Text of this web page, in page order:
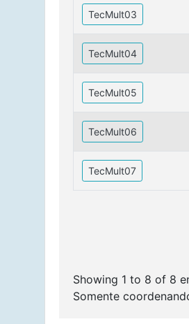
TecMult03
TecMult04
TecMult05
TecMult06
TecMult07
Showing 1 to 8 of 8
Somente